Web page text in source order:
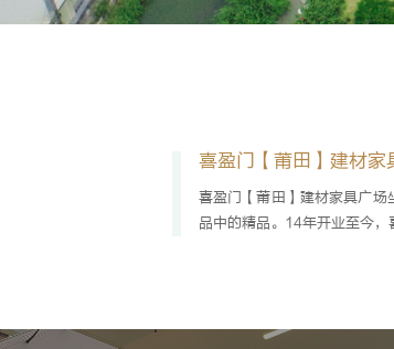
喜盈门【莆田】建材家
喜盈门【莆田】建材家具广
品中的精品。14年开业至今，